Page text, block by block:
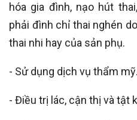
hóa gia đình, nạo hút
phải đình chỉ thai nghén
thai nhi hay của sản phụ.
- Sử dụng dịch vụ thẩm mỹ.
- Điều trị lác, cận thị và tật